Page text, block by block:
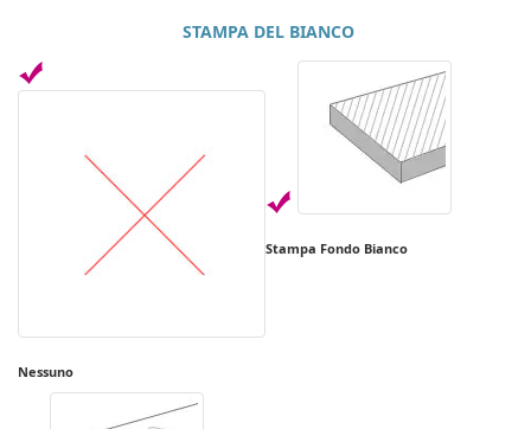
STAMPA DEL BIANCO
Nessuno
Stampa Fondo Bianco